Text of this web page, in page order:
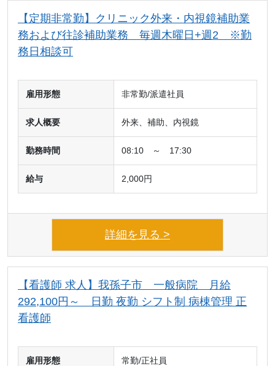
【定期非常勤】クリニック外来・内視鏡補助業
務および往診補助業務 毎週木曜日+週2 ※勤
務日相談可
雇用形態 非常勤/派遣社員
求人概要 外来、補助、内視鏡
勤務時間 08:10 ～ 17:30
給与 2,000円
詳細を見る >
【看護師 求人】我孫子市 一般病院 月給
292,100円～ 日勤 夜勤 シフト制 病棟管理 正
看護師
雇用形態 常勤/正社員